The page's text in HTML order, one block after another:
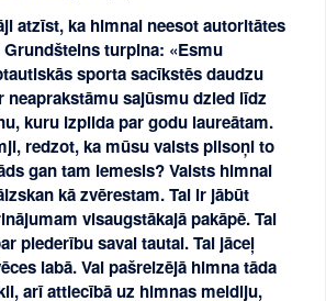
atzīst, ka himnai neesot autoritātes
Grundšteins turpina: «Esmu
sporta sacīkstēs daudzu
neaprakstāmu sajūsmu dzied līdz
kuru izpilda par godu laureātam.
redzot, ka mūsu valsts pilsoņi to
gan tam iemesls? Valsts himnai
kā zvērestam. Tai ir jābūt
visaugstākajā pakāpē. Tai
piederību savai tautai. Tai jāceļ
labā. Vai pašreizējā himna tāda
arī attiecībā uz himnas meldiju,